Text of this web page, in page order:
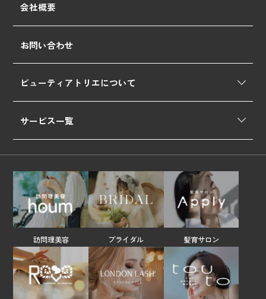
会社概要
お問い合わせ
ビューティアトリエについて
サービス一覧
訪問理美容 ブライダル 髪育サロン